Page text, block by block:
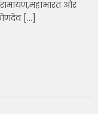
और
[…]